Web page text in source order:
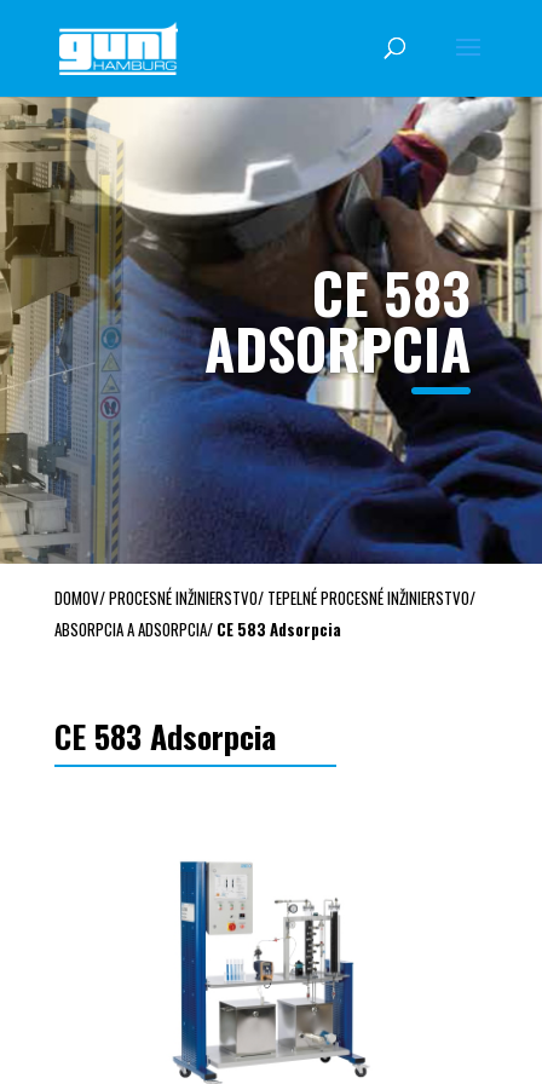
CE 583
ADSORPCIA
DOMOV/PROCESNÉ INŽINIERSTVO/ TEPELNÉ PROCESNÉ INŽINIERSTVO/
ABSORPCIA A ADSORPCIA/ CE 583 Adsorpcia
CE 583 Adsorpcia